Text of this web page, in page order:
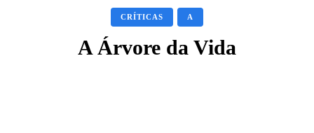
CRÍTICAS A
A Árvore da Vida